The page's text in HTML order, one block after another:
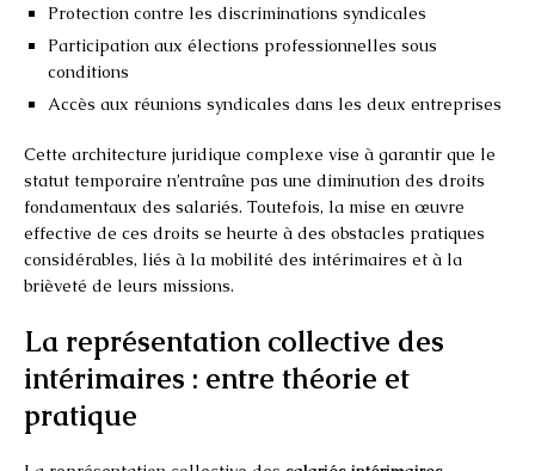
Protection contre les discriminations syndicales
Participation aux élections professionnelles sous
conditions
Accès aux réunions syndicales dans les deux entreprises
Cette architecture juridique complexe vise à garantir que le
statut temporaire n’entraîne pas une diminution des droits
fondamentaux des salariés. Toutefois, la mise en œuvre
effective de ces droits se heurte à des obstacles pratiques
considérables, liés à la mobilité des intérimaires et à la
brièveté de leurs missions.
La représentation collective des
intérimaires : entre théorie et
pratique